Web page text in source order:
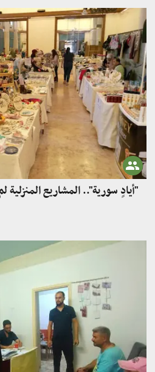
"أيادٍ سورية".. المشاريع